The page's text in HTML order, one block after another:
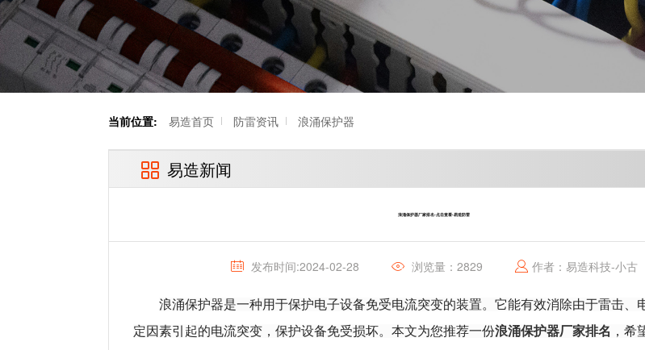
当前位置: 易造首页 防雷资讯 浪涌保护器
易造新闻
浪涌保护器厂家排名-点击查看-易造防雷
发布时间:2024-02-28 浏览量：2829 作者：易造科技-小古
浪涌保护器是一种用于保护电子设备免受电流突变的装置。它能有效消除由于雷击、
定因素引起的电流突变，保护设备免受损坏。本文为您推荐一份浪涌保护器厂家排名 ，希